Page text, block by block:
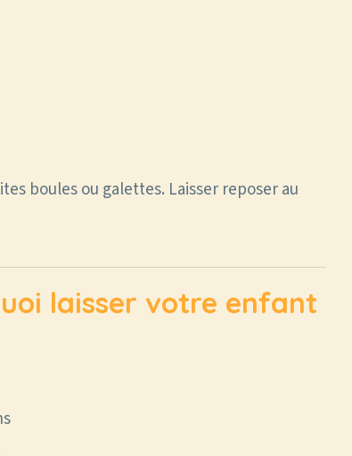
boules ou galettes. Laisser reposer au
laisser votre enfant